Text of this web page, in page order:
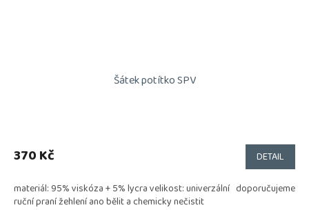
Šátek potítko SPV
370 Kč DETAIL
materiál: 95% viskóza + 5% lycra velikost: univerzální doporučujeme
ruční praní žehlení ano bělit a chemicky nečistit